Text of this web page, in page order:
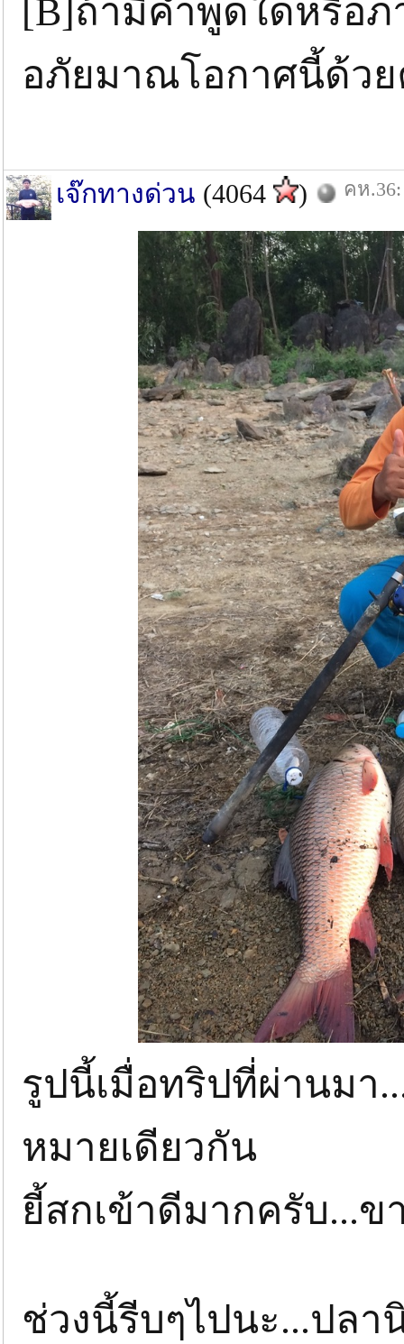
[B]ถ้ามีคำพูดใดหรือ
อภัยมาณโอกาศนี้ด้ว
เจ๊กทางด่วน (4064 ) คห.36:
รูปนี้เมื่อทริปที่ผ่านมา
หมายเดียวกัน
ยี้สกเข้าดีมากครับ...ข
ช่วงนี้รีบๆไปนะ...ปลา